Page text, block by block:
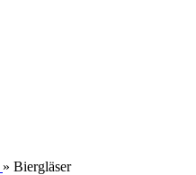
» Biergläser